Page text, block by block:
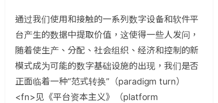
通过我们使用和接触的一系列数字设备和软件平
台产生的数据中提取价值，这使得一些人发问，
随着使生产、分配、社会组织、经济和控制的新
模式成为可能的数字基础设施的出现，我们是否
正面临着一种“范式转换”（paradigm turn）
<fn>见《平台资本主义》（platform